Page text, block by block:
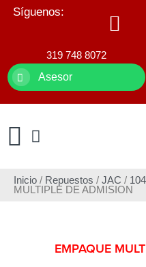
Síguenos:
319 748 8072
Asesor
Inicio / Repuestos / JAC /
MULTIPLE DE ADMISION
EMPAQUE